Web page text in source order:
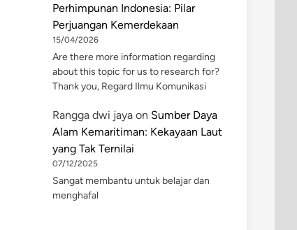
Perhimpunan Indonesia: Pilar
Perjuangan Kemerdekaan
15/04/2026
Are there more information regarding
about this topic for us to research for?
Thank you, Regard Ilmu Komunikasi
Rangga dwi jaya on Sumber Daya
Alam Kemaritiman: Kekayaan Laut
yang Tak Ternilai
07/12/2025
Sangat membantu untuk belajar dan
menghafal